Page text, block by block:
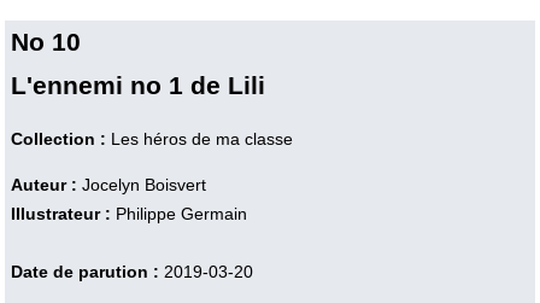
No 10
L'ennemi no 1 de Lili
Collection : Les héros de ma classe
Auteur : Jocelyn Boisvert
Illustrateur : Philippe Germain
Date de parution : 2019-03-20